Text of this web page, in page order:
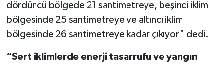
dördüncü bölgede 21 santimetreye, beşinci iklim
bölgesinde 25 santimetreye ve altıncı iklim
bölgesinde 26 santimetreye kadar çıkıyor” dedi.
“Sert iklimlerde enerji tasarrufu ve yangın